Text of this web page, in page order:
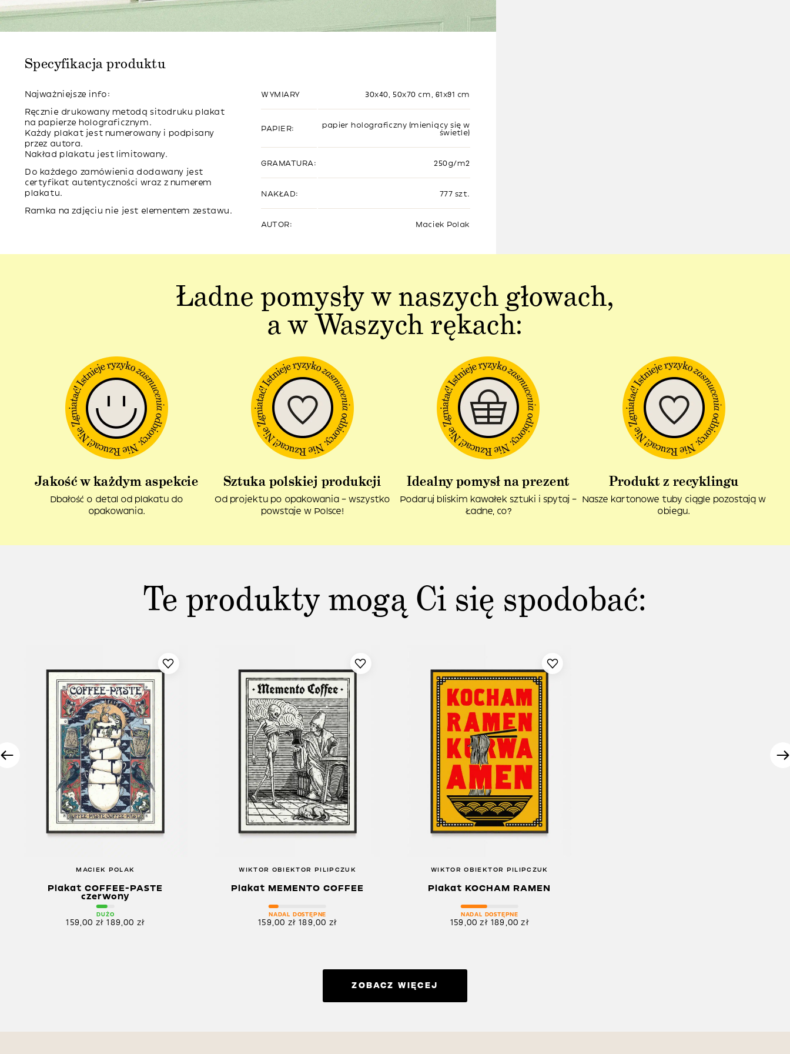
Specyfikacja produktu
Najważniejsze info:
Ręcznie drukowany metodą sitodruku plakat
na papierze holograficznym.
Każdy plakat jest numerowany i podpisany
przez autora.
Nakład plakatu jest limitowany.
Do każdego zamówienia dodawany jest
certyfikat autentyczności wraz z numerem
plakatu.
Ramka na zdjęciu nie jest elementem zestawu.
WYMIARY 30x40, 50x70 cm, 61x91 cm
PAPIER:
papier holograficzny (mieniący się w
świetle)
GRAMATURA: 250g/m2
NAKŁAD: 777 szt.
AUTOR: Maciek Polak
Ładne pomysły w naszych głowach,
a w Waszych rękach:
Jakość w każdym aspekcie
Dbałość o detal od plakatu do
opakowania.
Sztuka polskiej produkcji
Od projektu po opakowania – wszystko
powstaje w Polsce!
Idealny pomysł na prezent
Podaruj bliskim kawałek sztuki i spytaj –
Ładne, co?
Produkt z recyklingu
Nasze kartonowe tuby ciągle pozostają w
obiegu.
Te produkty mogą Ci się spodobać:
MACIEK POLAK
Plakat COFFEE-PASTE
czerwony
DUŻO
159,00 zł 189,00 zł
WIKTOR OBIEKTOR PILIPCZUK
Plakat MEMENTO COFFEE
NADAL DOSTĘPNE
159,00 zł 189,00 zł
WIKTOR OBIEKTOR PILIPCZUK
Plakat KOCHAM RAMEN
NADAL DOSTĘPNE
159,00zł 189,00zł
ZOBACZ WIĘCEJ